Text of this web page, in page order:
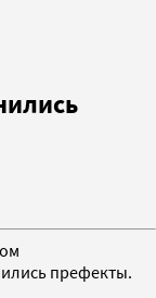
префекты.